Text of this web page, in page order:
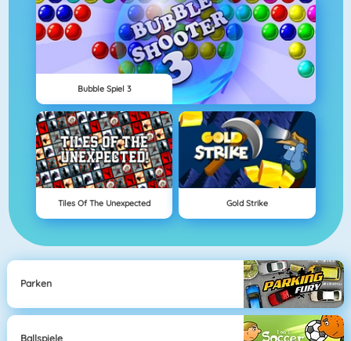
Bubble Spiel 3
Tiles Of The Unexpected Gold Strike
Parken
Ballspiele